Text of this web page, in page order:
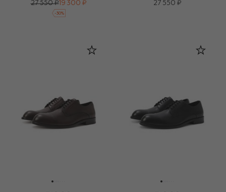
27 550 ₽19 300 ₽
-30%
27 550 ₽